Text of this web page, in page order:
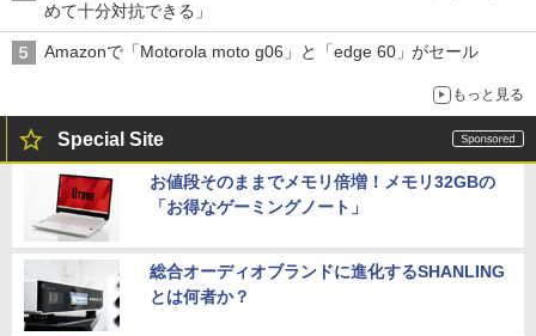
めて十分対抗できる」
Amazonで「Motorola moto g06」と「edge 60」がセール
もっと見る
Special Site
お値段そのままでメモリ倍増！メモリ32GBの
「お得なゲーミングノート」
総合オーディオブランドに進化するSHANLING
とは何者か？